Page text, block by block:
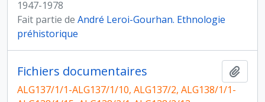
1947-1978
Fait partie de André Leroi-Gourhan. Ethnologie
préhistorique
Fichiers documentaires
ALG137/1/1-ALG137/1/10, ALG137/2, ALG138/1/1-